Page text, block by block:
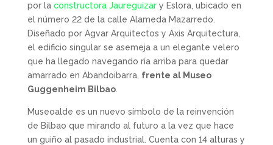
por la constructora Jaureguizary Eslora, ubicado en
el número 22 de la calle Alameda Mazarredo.
Diseñado por Agvar Arquitectos y Axis Arquitectura,
el edificio singular se asemeja a un elegante velero
que ha llegado navegando ría arriba para quedar
amarrado en Abandoibarra, frente al Museo
Guggenheim Bilbao.
Museoalde es un nuevo símbolo de la reinvención
de Bilbao que mirando al futuro a la vez que hace
un guiño al pasado industrial. Cuenta con 14 alturas y